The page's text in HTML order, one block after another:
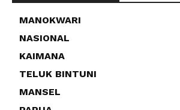
MANOKWARI
NASIONAL
KAIMANA
TELUK BINTUNI
MANSEL